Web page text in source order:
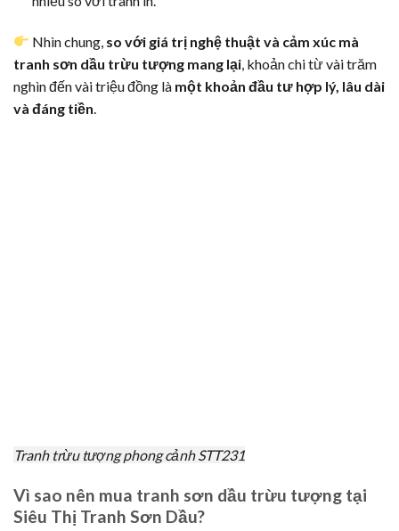
Nhìn chung, so với giá trị nghệ thuật và cảm xúc mà
tranh sơn dầu trừu tượng mang lại , khoản chi từ vài trăm
nghìn đến vài triệu đồng là một khoản đầu tư hợp lý, lâu dài
và đáng tiền
Tranh trừu tượng phong cảnh STT231
Vì sao nên mua tranh sơn dầu trừu tượng tại
Siêu Thị Tranh Sơn Dầu?